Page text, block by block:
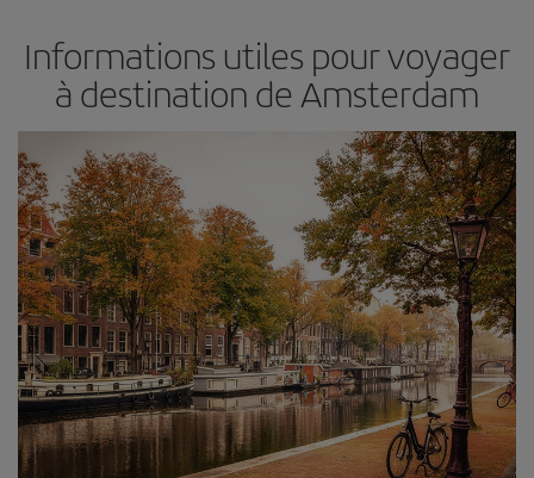
Informations utiles pour voyager
à destination de Amsterdam